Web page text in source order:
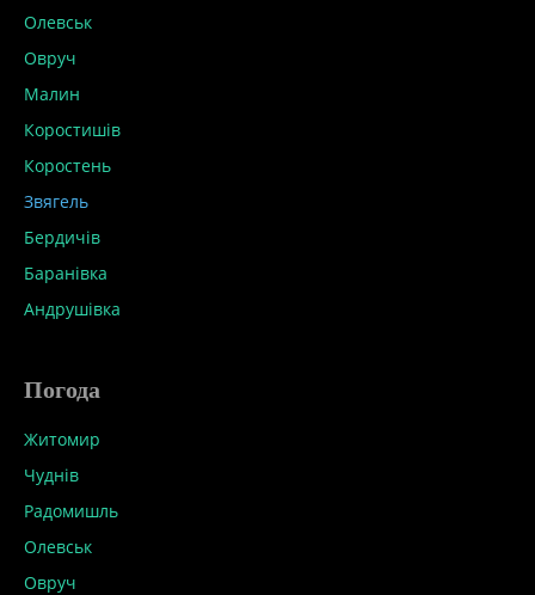
Олевськ
Овруч
Малин
Коростишів
Коростень
Звягель
Бердичів
Баранівка
Андрушівка
Погода
Житомир
Чуднів
Радомишль
Олевськ
Овруч